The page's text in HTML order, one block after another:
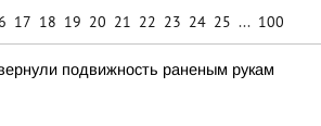
17 18 19 20 21 22 23 24 25 ... 100
подвижность раненым рукам